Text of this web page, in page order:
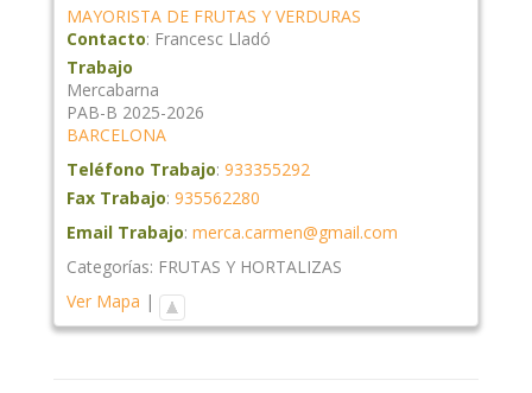
MAYORISTA DE FRUTAS Y VERDURAS
Contacto: Francesc Lladó
Trabajo
Mercabarna
PAB-B 2025-2026
BARCELONA
Teléfono Trabajo: 933355292
Fax Trabajo: 935562280
Email Trabajo: merca.carmen@gmail.com
Categorías: FRUTAS Y HORTALIZAS
Ver Mapa |